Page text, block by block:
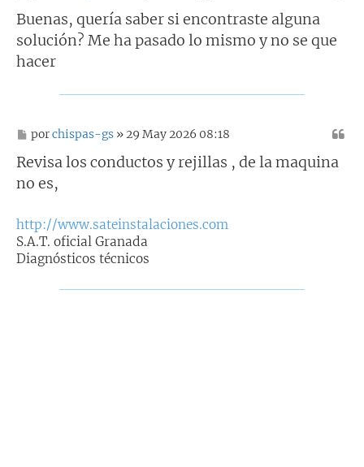
n
s
a
j
e
Buenas, quería saber si encontraste alguna
solución? Me ha pasado lo mismo y no se que
hacer
M
n
s
a
porchispas-gs » 29 May 2026 08:18
Revisa los conductos y rejillas , de la maquina
no es,
http://www.sateinstalaciones.com
S.A.T. oficial Granada
Diagnósticos técnicos